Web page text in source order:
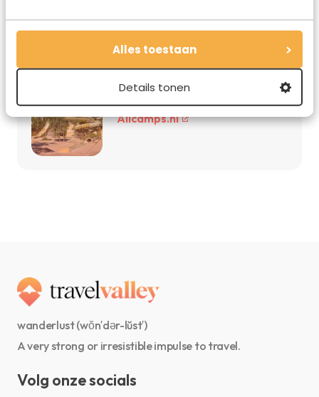
Alles toestaan
Details tonen
Vind de beste hotels voor jouw
reis
Booking.com
Topcampings met hoge
beoordelingen
Allcamps.nl
wanderlust (wŏn′dər-lŭst′)
A very strong or irresistible impulse to travel.
Volg onze socials